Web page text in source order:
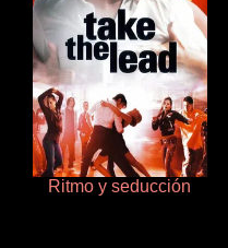
Ritmo y seducción